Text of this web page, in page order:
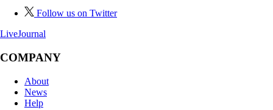
Follow us on Twitter
LiveJournal
COMPANY
About
News
Help